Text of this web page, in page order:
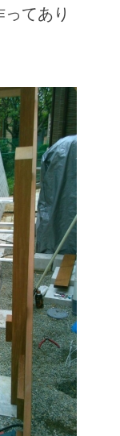
てあり